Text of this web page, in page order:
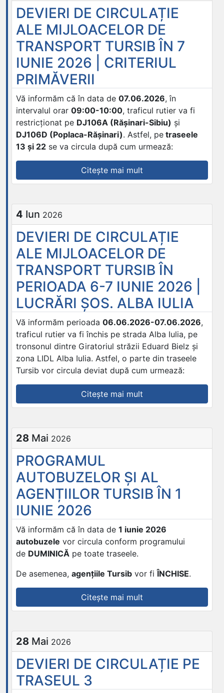
DE
TRANSPORT
TURSIB
ÎN
PERIOADA
9-
IUNIE
2026
|
LUCRĂRI
CAROSABIL
STR.
ȘTEFAN
MARE”
DEVIERI DE CIRCULAȚIE
ALE MIJLOACELOR DE
TRANSPORT TURSIB ÎN 7
IUNIE 2026 | CRITERIUL
PRIMĂVERII
Vă informăm că în data de 07.06.2026, în
intervalul orar 09:00-10:00, traficul rutier va fi
restricționat pe DJ106A (Rășinari-Sibiu) și
DJ106D (Poplaca-Rășinari). Astfel, pe traseele
13 și 22 se va circula după cum urmează:
Citește mai mult
DE
ALE
DE
TRANSPORT
TURSIB
ÎN
7
IUNIE
2026
|
CRITERIUL
PRIMĂVERII”
4 Iun 2026
DEVIERI DE CIRCULAȚIE
ALE MIJLOACELOR DE
TRANSPORT TURSIB ÎN
PERIOADA 6-7 IUNIE 2026 |
LUCRĂRI ȘOS. ALBA IULIA
Vă informăm perioada 06.06.2026-07.06.2026,
traficul rutier va fi închis pe strada Alba Iulia, pe
tronsonul dintre Giratoriul străzii Eduard Bielz și
zona LIDL Alba Iulia. Astfel, o parte din traseele
Tursib vor circula deviat după cum urmează:
Citește mai mult
DE
ALE
TURSIB
ÎN
PERIOADA
7
IUNIE
2026
LUCRĂRI
ȘOS.
IULIA”
28 Mai 2026
PROGRAMUL
AUTOBUZELOR ȘI AL
AGENȚIILOR TURSIB ÎN 1
IUNIE 2026
Vă informăm că în data de 1 iunie 2026
autobuzele vor circula conform programului
de DUMINICĂ pe toate traseele.
De asemenea, agențiile Tursib vor fiÎNCHISE.
Citește mai mult
AUTOBUZELOR
AL
TURSIB
ÎN
28 Mai 2026
DEVIERI DE CIRCULAȚIE PE
TRASEUL 3